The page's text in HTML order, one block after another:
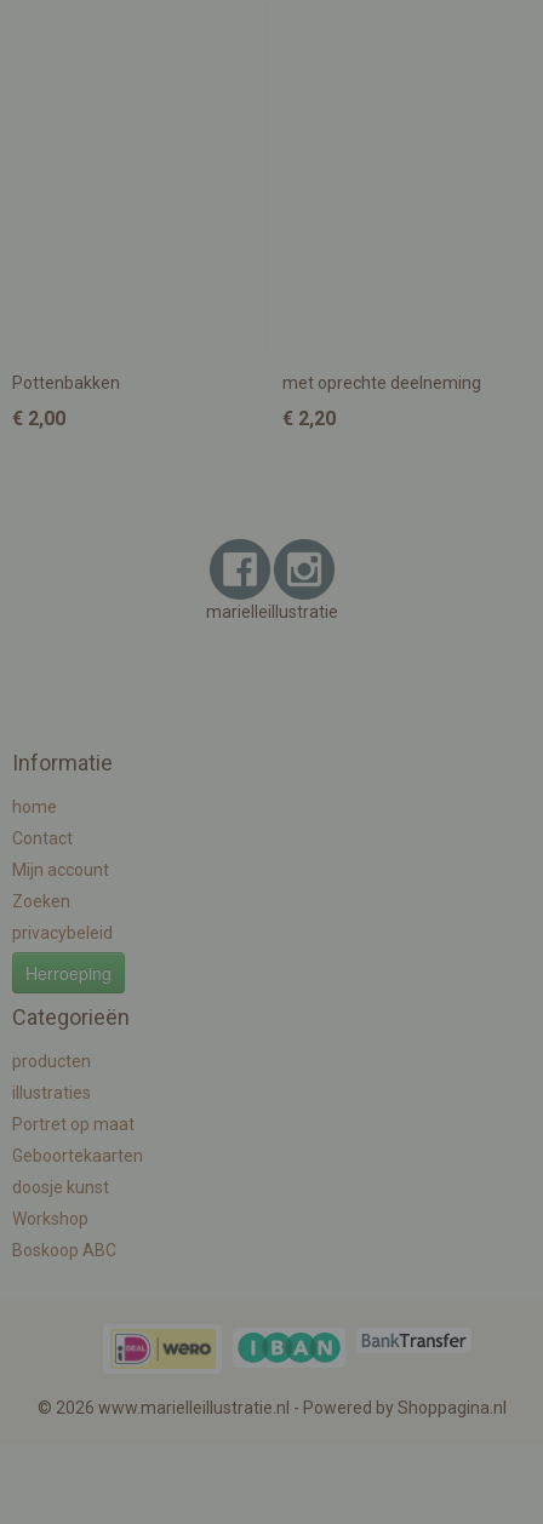
Pottenbakken
€ 2,00
met oprechte deelneming
€ 2,20
marielleillustratie
Informatie
home
Contact
Mijn account
Zoeken
privacybeleid
Herroeping
Categorieën
producten
illustraties
Portret op maat
Geboortekaarten
doosje kunst
Workshop
Boskoop ABC
© 2026 www.marielleillustratie.nl - Powered by Shoppagina.nl